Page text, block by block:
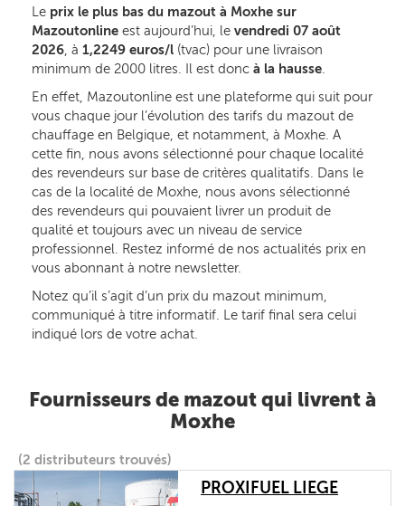
Le prix le plus bas du mazout à Moxhe sur
Mazoutonline est aujourd’hui, le vendredi 07 août
2026, à 1,2249 euros/l (tvac) pour une livraison
minimum de 2000 litres. Il est donc à la hausse.
En effet, Mazoutonline est une plateforme qui suit pour
vous chaque jour l’évolution des tarifs du mazout de
chauffage en Belgique, et notamment, à Moxhe. A
cette fin, nous avons sélectionné pour chaque localité
des revendeurs sur base de critères qualitatifs. Dans le
cas de la localité de Moxhe, nous avons sélectionné
des revendeurs qui pouvaient livrer un produit de
qualité et toujours avec un niveau de service
professionnel. Restez informé de nos actualités prix en
vous abonnant à notre newsletter.
Notez qu’il s’agit d’un prix du mazout minimum,
communiqué à titre informatif. Le tarif final sera celui
indiqué lors de votre achat.
Fournisseurs de mazout qui livrent à
Moxhe
(2 distributeurs trouvés)
PROXIFUEL LIEGE